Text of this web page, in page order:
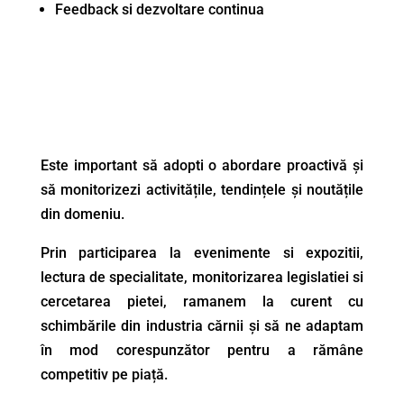
Feedback si dezvoltare continua
Este important să adopti o abordare proactivă și
să monitorizezi activitățile, tendințele și noutățile
din domeniu.
Prin participarea la evenimente si expozitii,
lectura de specialitate, monitorizarea legislatiei si
cercetarea pietei, ramanem la curent cu
schimbările din industria cărnii și să ne adaptam
în mod corespunzător pentru a rămâne
competitiv pe piață.